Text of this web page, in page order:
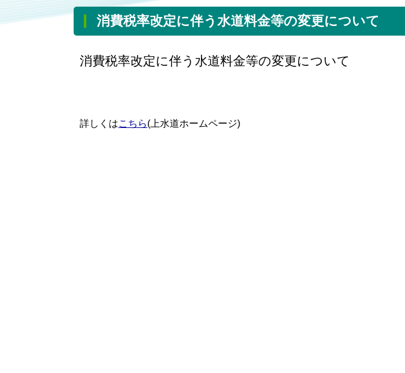
消費税率改定に伴う水道料金等の変更について
消費税率改定に伴う水道料金等の変更について
詳しくはこちら(上水道ホームページ)